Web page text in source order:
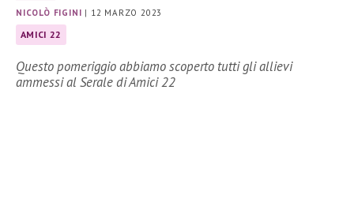
NICOLÒ FIGINI | 12 MARZO 2023
AMICI 22
Questo pomeriggio abbiamo scoperto tutti gli allievi
ammessi al Serale di Amici 22